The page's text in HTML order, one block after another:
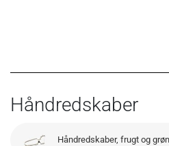
Håndredskaber
Håndredskaber, frugt og